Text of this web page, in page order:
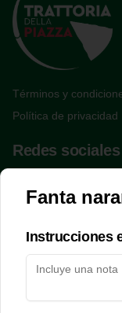
Términos y
Política de privacidad
Redes sociales
Facebook
Iniciar sesión
Fanta
Instrucciones